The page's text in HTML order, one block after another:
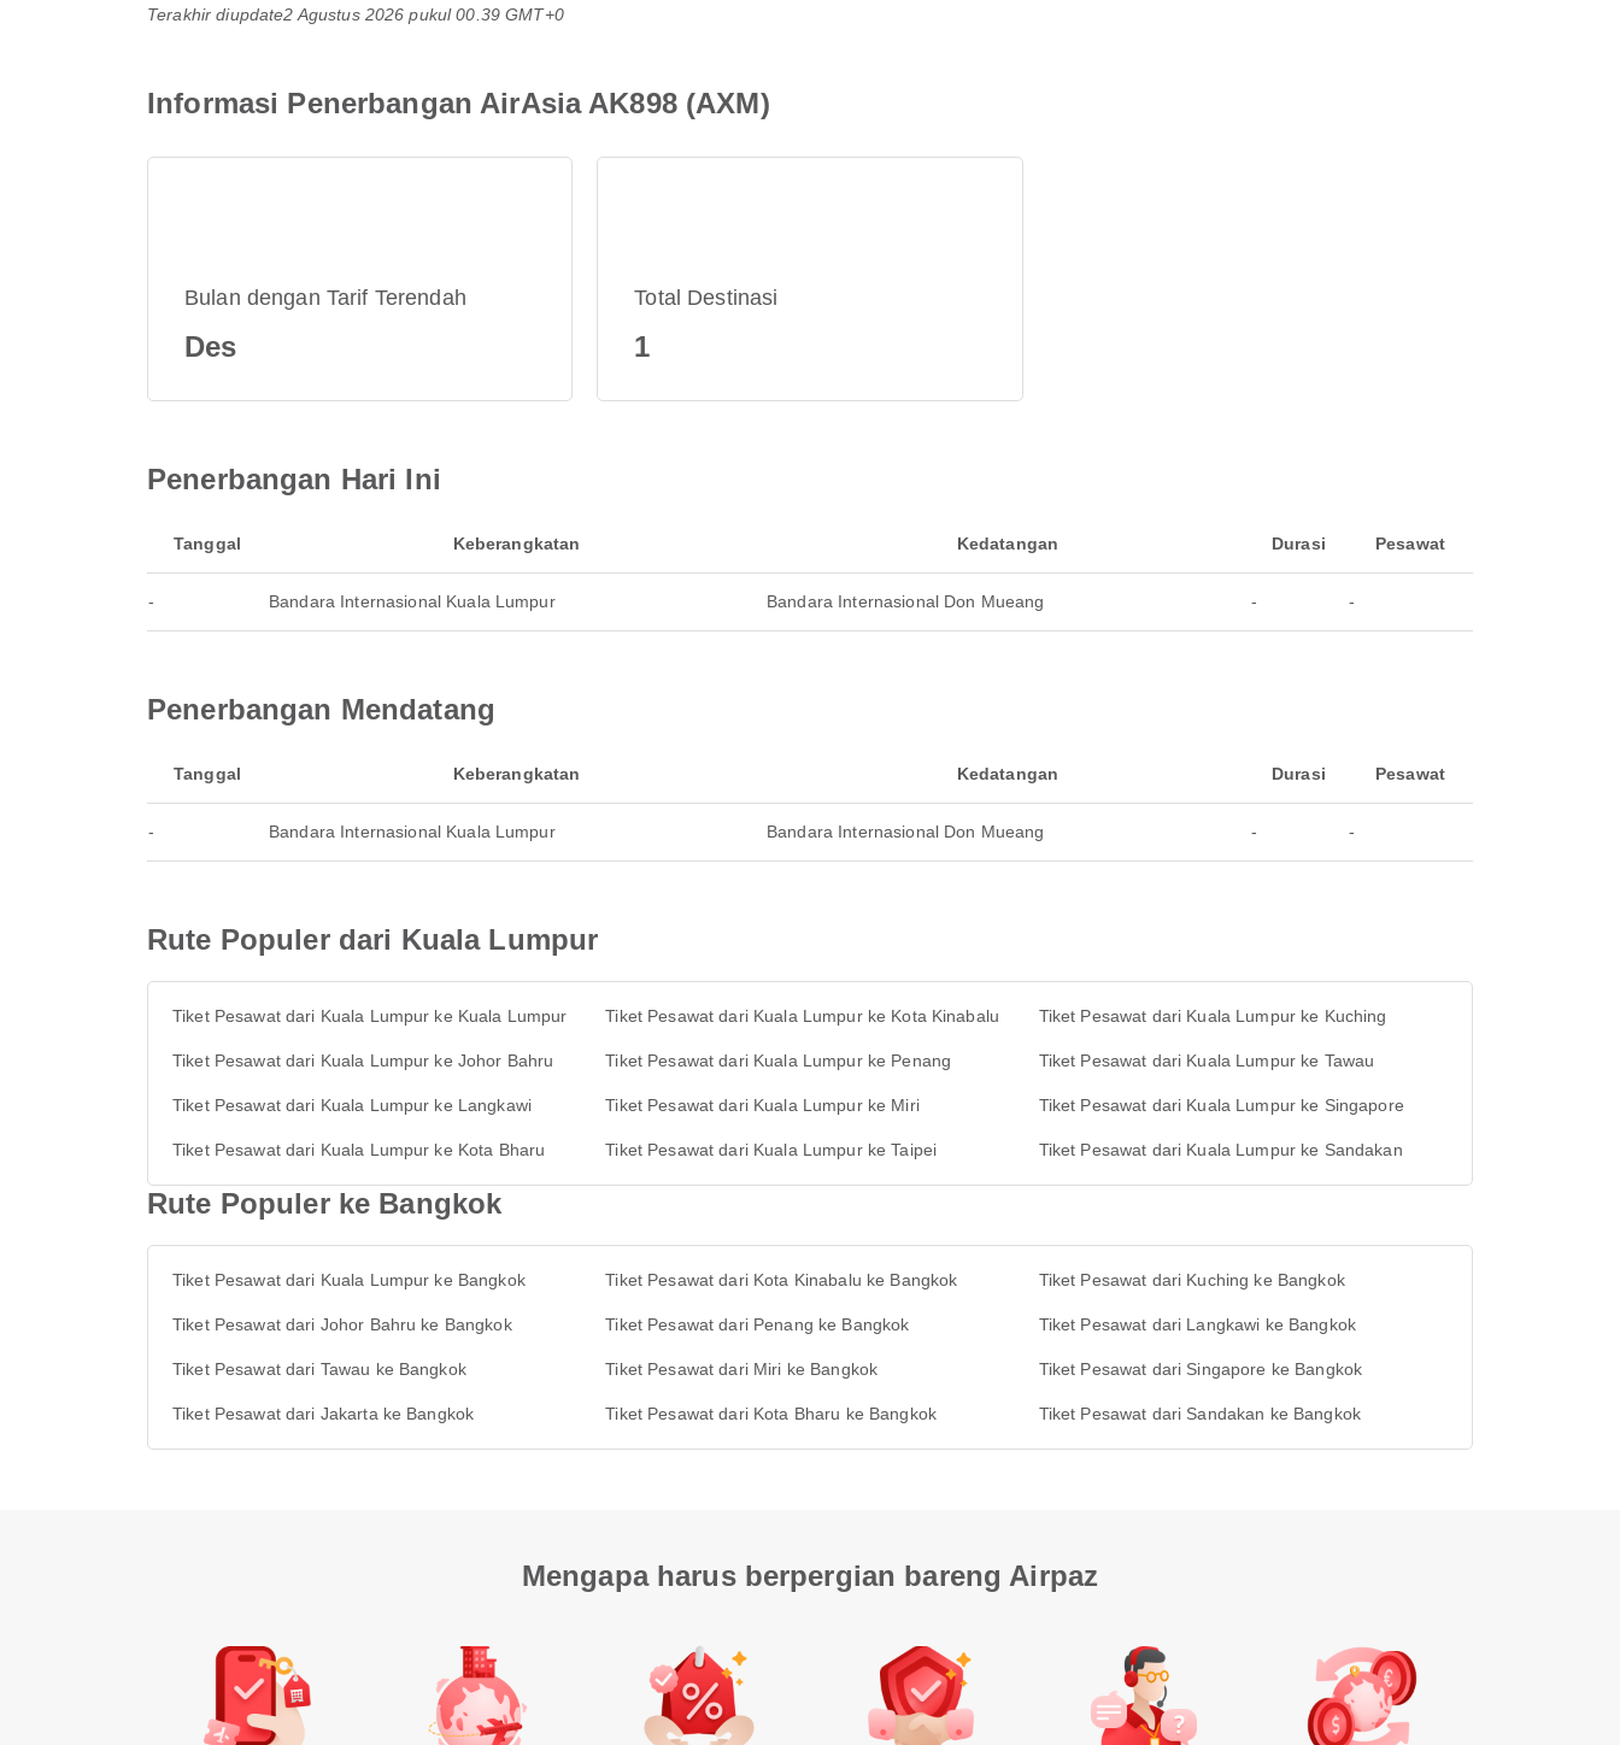
Terakhir diupdate2 Agustus 2026 pukul 00.39 GMT+0
Informasi Penerbangan AirAsia AK898 (AXM)
Bulan dengan Tarif Terendah
Des
Total Destinasi
1
Penerbangan Hari Ini
Tanggal Keberangkatan Kedatangan Durasi Pesawat
- Bandara Internasional Kuala Lumpur Bandara Internasional Don Mueang - -
Penerbangan Mendatang
Tanggal Keberangkatan Kedatangan Durasi Pesawat
- Bandara Internasional Kuala Lumpur Bandara Internasional Don Mueang - -
Rute Populer dari Kuala Lumpur
Tiket Pesawat dari Kuala Lumpur ke Kuala Lumpur Tiket Pesawat dari Kuala Lumpur ke Kota Kinabalu Tiket Pesawat dari Kuala Lumpur ke Kuching
Tiket Pesawat dari Kuala Lumpur ke Johor Bahru Tiket Pesawat dari Kuala Lumpur ke Penang Tiket Pesawat dari Kuala Lumpur ke Tawau
Tiket Pesawat dari Kuala Lumpur ke Langkawi Tiket Pesawat dari Kuala Lumpur ke Miri Tiket Pesawat dari Kuala Lumpur ke Singapore
Tiket Pesawat dari Kuala Lumpur ke Kota Bharu Tiket Pesawat dari Kuala Lumpur ke Taipei Tiket Pesawat dari Kuala Lumpur ke Sandakan
Rute Populer ke Bangkok
Tiket Pesawat dari Kuala Lumpur ke Bangkok Tiket Pesawat dari Kota Kinabalu ke Bangkok Tiket Pesawat dari Kuching ke Bangkok
Tiket Pesawat dari Johor Bahru ke Bangkok Tiket Pesawat dari Penang ke Bangkok Tiket Pesawat dari Langkawi ke Bangkok
Tiket Pesawat dari Tawau ke Bangkok Tiket Pesawat dari Miri ke Bangkok Tiket Pesawat dari Singapore ke Bangkok
Tiket Pesawat dari Jakarta ke Bangkok Tiket Pesawat dari Kota Bharu ke Bangkok Tiket Pesawat dari Sandakan ke Bangkok
Mengapa harus berpergian bareng Airpaz